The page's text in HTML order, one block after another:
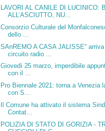
LAVORI AL CANILE DI LUCINICO:
ALL’ASCIUTTO, NU...
Consorzio Culturale del
dello ...
SAnREMO A CASA JALISSE”
circuito radio ...
Giovedì 25 marzo, imperdibile
con il ...
Pro Biennale 2021: torna a Venezia
con S...
Il Comune ha attivato il sistema
Contat...
POLIZIA DI STATO DI GORIZIA -